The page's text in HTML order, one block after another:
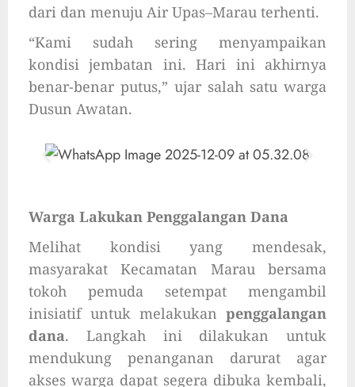
dari dan menuju Air Upas–Marau terhenti.
“Kami sudah sering menyampaikan
kondisi jembatan ini. Hari ini akhirnya
benar-benar putus,” ujar salah satu warga
Dusun Awatan.
Warga Lakukan Penggalangan Dana
Melihat kondisi yang mendesak,
masyarakat Kecamatan Marau bersama
tokoh pemuda setempat mengambil
inisiatif untuk melakukan penggalangan
dana. Langkah ini dilakukan untuk
mendukung penanganan darurat agar
akses warga dapat segera dibuka kembali,